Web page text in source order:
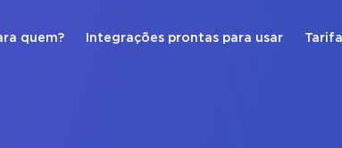
quem? Integrações prontas para usar